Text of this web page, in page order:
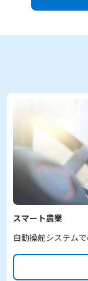
スマート農業
自動操舵システム